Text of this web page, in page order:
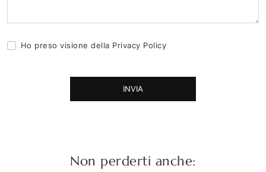
Ho preso visione della Privacy Policy
INVIA
Non perderti anche: